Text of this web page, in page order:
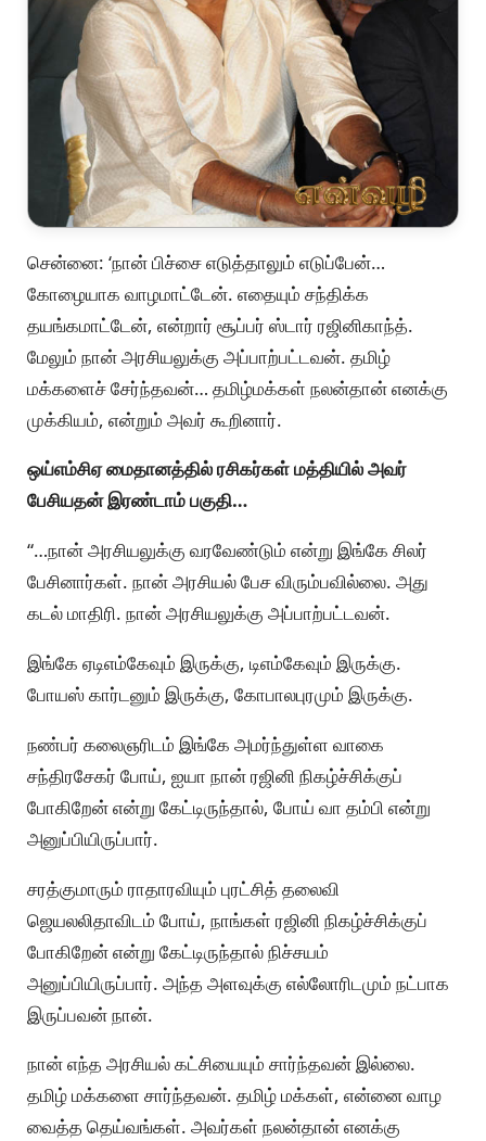
சென்னை: ‘நான் பிச்சை எடுத்தாலும் எடுப்பேன்…
கோழையாக வாழமாட்டேன். எதையும் சந்திக்க
தயங்கமாட்டேன், என்றார் சூப்பர் ஸ்டார் ரஜினிகாந்த்.
மேலும் நான் அரசியலுக்கு அப்பாற்பட்டவன். தமிழ்
மக்களைச் சேர்ந்தவன்… தமிழ்மக்கள் நலன்தான் எனக்கு
முக்கியம், என்றும் அவர் கூறினார்.
ஒய்எம்சிஏ மைதானத்தில் ரசிகர்கள் மத்தியில் அவர்
பேசியதன் இரண்டாம் பகுதி…
“…நான் அரசியலுக்கு வரவேண்டும் என்று இங்கே சிலர்
பேசினார்கள். நான் அரசியல் பேச விரும்பவில்லை. அது
கடல் மாதிரி. நான் அரசியலுக்கு அப்பாற்பட்டவன்.
இங்கே ஏடிஎம்கேவும் இருக்கு, டிஎம்கேவும் இருக்கு.
போயஸ் கார்டனும் இருக்கு, கோபாலபுரமும் இருக்கு.
நண்பர் கலைஞரிடம் இங்கே அமர்ந்துள்ள வாகை
சந்திரசேகர் போய், ஐயா நான் ரஜினி நிகழ்ச்சிக்குப்
போகிறேன் என்று கேட்டிருந்தால், போய் வா தம்பி என்று
அனுப்பியிருப்பார்.
சரத்குமாரும் ராதாரவியும் புரட்சித் தலைவி
ஜெயலலிதாவிடம் போய், நாங்கள் ரஜினி நிகழ்ச்சிக்குப்
போகிறேன் என்று கேட்டிருந்தால் நிச்சயம்
அனுப்பியிருப்பார். அந்த அளவுக்கு எல்லோரிடமும் நட்பாக
இருப்பவன் நான்.
நான் எந்த அரசியல் கட்சியையும் சார்ந்தவன் இல்லை.
தமிழ் மக்களை சார்ந்தவன். தமிழ் மக்கள், என்னை வாழ
வைத்த தெய்வங்கள். அவர்கள் நலன்தான் எனக்கு